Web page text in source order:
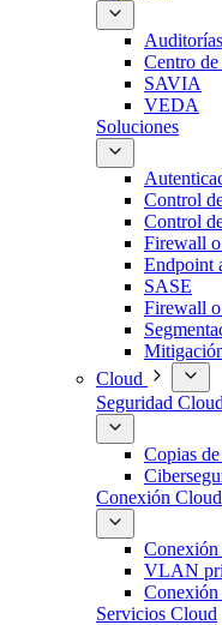
Centro
SAVIA
VEDA
Soluciones
Control
Control
Firewall o
Endpoint
SASE
Firewall o
Cloud
Seguridad Cloud
Copias
Conexión Cloud
Conexión
VLAN
Conexión
Servicios Cloud